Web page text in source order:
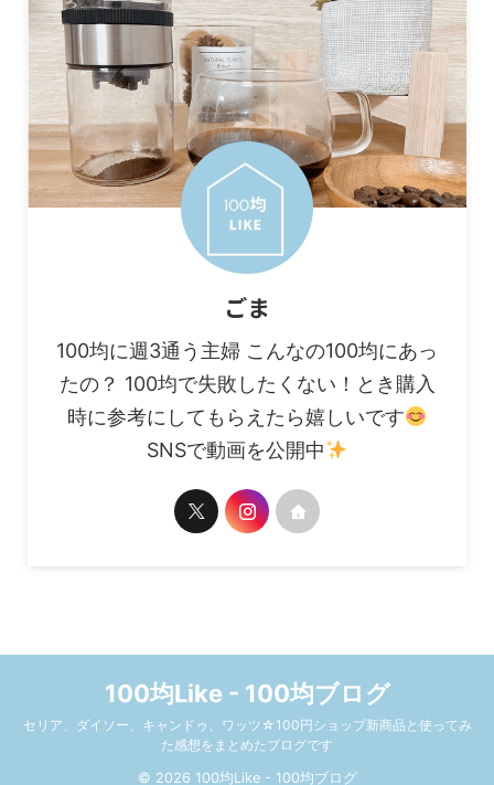
ごま
100均に週3通う主婦 こんなの100均にあっ
たの？ 100均で失敗したくない！とき購入
時に参考にしてもらえたら嬉しいです
SNSで動画を公開中
100均Like - 100均ブログ
セリア、ダイソー、キャンドゥ、ワッツ☆100円ショップ新商品と使ってみ
た感想をまとめたブログです
© 2026 100均Like - 100均ブログ